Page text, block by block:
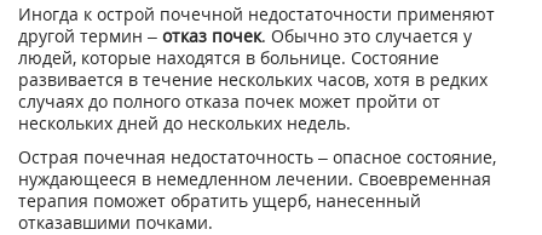
Иногда к острой почечной недостаточности применяют
другой термин – отказ почек. Обычно это случается у
людей, которые находятся в больнице. Состояние
развивается в течение нескольких часов, хотя в редких
случаях до полного отказа почек может пройти от
нескольких дней до нескольких недель.
Острая почечная недостаточность – опасное состояние,
нуждающееся в немедленном лечении. Своевременная
терапия поможет обратить ущерб, нанесенный
отказавшими почками.